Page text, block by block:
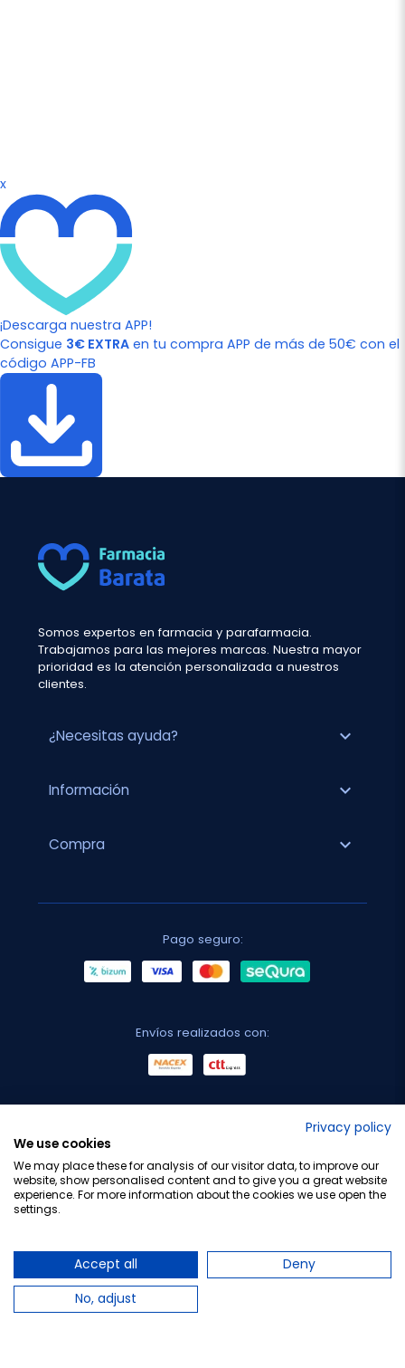
x
¡Descarga nuestra APP!
Consigue 3€ EXTRA en tu compra APP de más de 50€ con el
código APP-FB
Somos expertos en farmacia y parafarmacia.
Trabajamos para las mejores marcas. Nuestra mayor
prioridad es la atención personalizada a nuestros
clientes.
¿Necesitas ayuda? expand_more
Información expand_more
Compra expand_more
Pago seguro:
Envíos realizados con:
Privacy policy
We use cookies
We may place these for analysis of our visitor data, to improve our
website, show personalised content and to give you a great website
experience. For more information about the cookies we use open the
settings.
Accept all
Deny
No, adjust